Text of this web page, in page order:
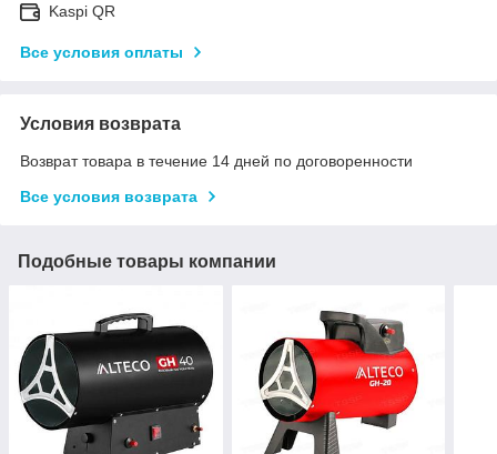
Kaspi QR
Все условия оплаты
Условия возврата
Возврат товара в течение 14 дней по договоренности
Все условия возврата
Подобные товары компании